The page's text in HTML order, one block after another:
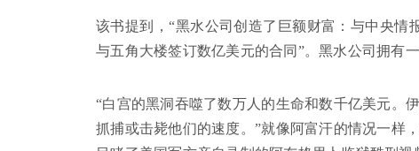
该书提到，“黑水公司创造了巨额财富：与中央情
与五角大楼签订数亿美元的合同”。黑水公司拥有一
“白宫的黑洞吞噬了数万人的生命和数千亿美元。
抓捕或击毙他们的速度。”就像阿富汗的情况一样